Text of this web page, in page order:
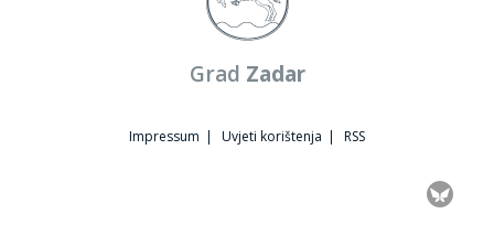
Grad Zadar
Impressum | Uvjeti korištenja | RSS